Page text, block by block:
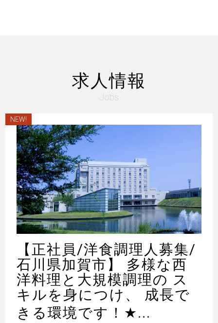
求人情報
Jobs
NEW!
【正社員/洋食調理人募集/
石川県加賀市】 多様な西
洋料理と大規模調理の ス
キルを身につけ、 成長で
きる環境です！ ★...